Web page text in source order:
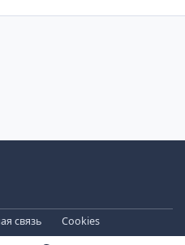
связь
Cookies
на IPBSkins.ru